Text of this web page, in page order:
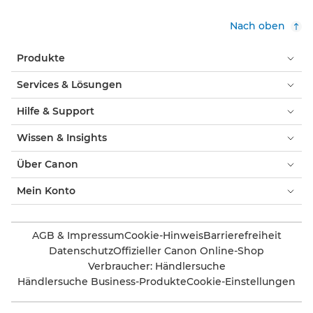
Nach oben
Produkte
Services & Lösungen
Hilfe & Support
Wissen & Insights
Über Canon
Mein Konto
AGB & ImpressumCookie-HinweisBarrierefreiheit
DatenschutzOffizieller Canon Online-Shop
Verbraucher: Händlersuche
Händlersuche Business-ProdukteCookie-Einstellungen